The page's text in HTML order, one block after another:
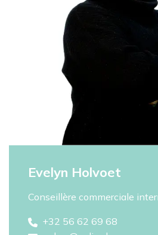
Evelyn Holvoet
Conseillère commerciale
+32 56 62 69 68